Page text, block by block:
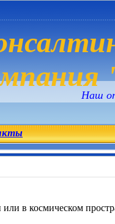
Наш
в космическом